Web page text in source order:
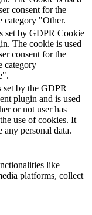
consent for the
category "Other.
set by GDPR Cookie
The cookie is used
consent for the
category
set by the GDPR
plugin and is used
or not user has
use of cookies. It
any personal data.
like
platforms, collect